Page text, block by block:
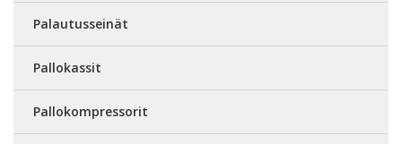
Palautusseinät
Pallokassit
Pallokompressorit